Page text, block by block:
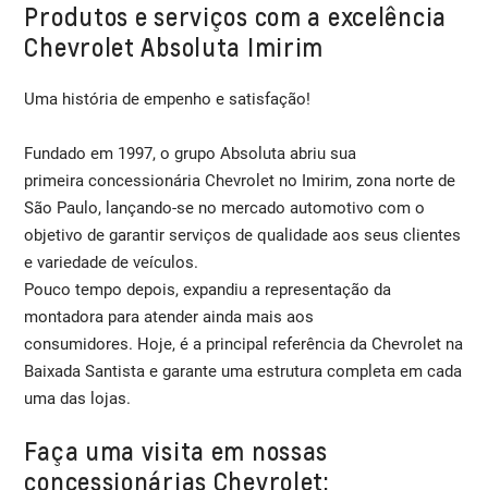
Produtos e serviços com a excelência
Chevrolet Absoluta Imirim
Uma história de empenho e satisfação!
Fundado em 1997, o grupo Absoluta abriu sua
primeira concessionária Chevrolet no Imirim, zona norte de
São Paulo, lançando-se no mercado automotivo com o
objetivo de garantir serviços de qualidade aos seus clientes
e variedade de veículos.
Pouco tempo depois, expandiu a representação da
montadora para atender ainda mais aos
consumidores. Hoje, é a principal referência da Chevrolet na
Baixada Santista e garante uma estrutura completa em cada
uma das lojas.
Faça uma visita em nossas
concessionárias Chevrolet: